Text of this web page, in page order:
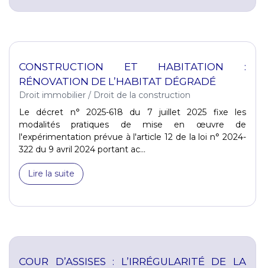
CONSTRUCTION ET HABITATION :
RÉNOVATION DE L’HABITAT DÉGRADÉ
Droit immobilier / Droit de la construction
Le décret n° 2025-618 du 7 juillet 2025 fixe les
modalités pratiques de mise en œuvre de
l'expérimentation prévue à l'article 12 de la loi n° 2024-
322 du 9 avril 2024 portant ac...
Lire la suite
COUR D’ASSISES : L’IRRÉGULARITÉ DE LA